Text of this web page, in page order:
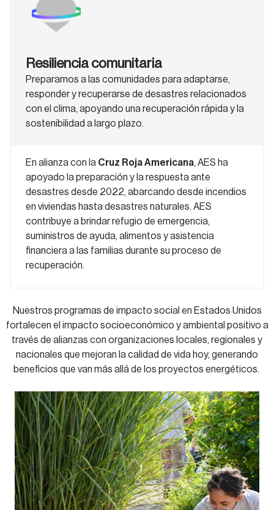
Resiliencia comunitaria
Preparamos a las comunidades para adaptarse,
responder y recuperarse de desastres relacionados
con el clima, apoyando una recuperación rápida y la
sostenibilidad a largo plazo.
En alianza con la Cruz Roja Americana, AES ha
apoyado la preparación y la respuesta ante
desastres desde 2022, abarcando desde incendios
en viviendas hasta desastres naturales. AES
contribuye a brindar refugio de emergencia,
suministros de ayuda, alimentos y asistencia
financiera a las familias durante su proceso de
recuperación.
Nuestros programas de impacto social en Estados Unidos
fortalecen el impacto socioeconómico y ambiental positivo a
través de alianzas con organizaciones locales, regionales y
nacionales que mejoran la calidad de vida hoy, generando
beneficios que van más allá de los proyectos energéticos.